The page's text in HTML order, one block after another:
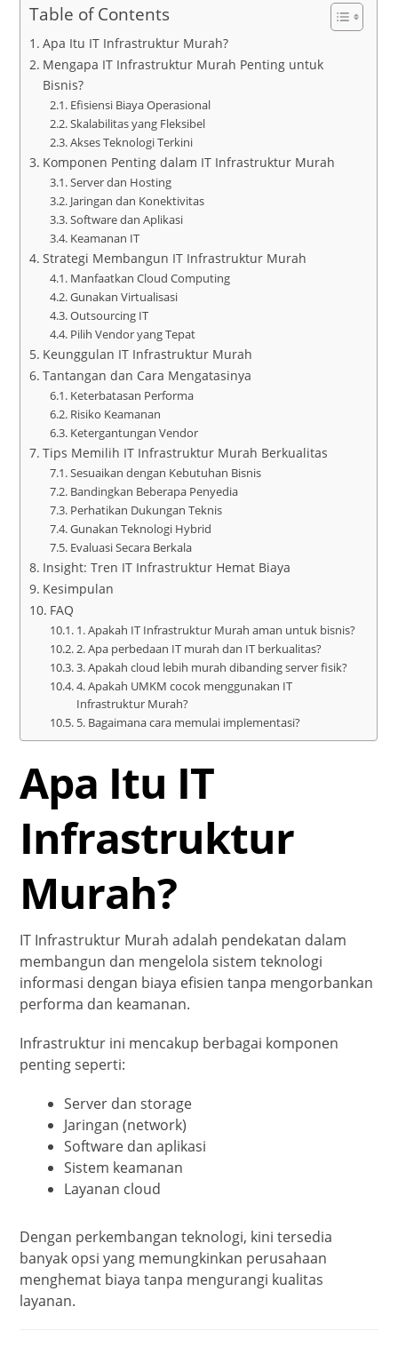
Table of Contents
Apa Itu IT Infrastruktur Murah?
Mengapa IT Infrastruktur Murah Penting untuk
Bisnis?
Efisiensi Biaya Operasional
Skalabilitas yang Fleksibel
Akses Teknologi Terkini
Komponen Penting dalam IT Infrastruktur Murah
Server dan Hosting
Jaringan dan Konektivitas
Software dan Aplikasi
Keamanan IT
Strategi Membangun IT Infrastruktur Murah
Manfaatkan Cloud Computing
Gunakan Virtualisasi
Outsourcing IT
Pilih Vendor yang Tepat
Keunggulan IT Infrastruktur Murah
Tantangan dan Cara Mengatasinya
Keterbatasan Performa
Risiko Keamanan
Ketergantungan Vendor
Tips Memilih IT Infrastruktur Murah Berkualitas
Sesuaikan dengan Kebutuhan Bisnis
Bandingkan Beberapa Penyedia
Perhatikan Dukungan Teknis
Gunakan Teknologi Hybrid
Evaluasi Secara Berkala
Insight: Tren IT Infrastruktur Hemat Biaya
Kesimpulan
FAQ
1. Apakah IT Infrastruktur Murah aman untuk bisnis?
2. Apa perbedaan IT murah dan IT berkualitas?
3. Apakah cloud lebih murah dibanding server fisik?
4. Apakah UMKM cocok menggunakan IT
Infrastruktur Murah?
5. Bagaimana cara memulai implementasi?
Apa Itu IT
Infrastruktur
Murah?
IT Infrastruktur Murah adalah pendekatan dalam
membangun dan mengelola sistem teknologi
informasi dengan biaya efisien tanpa mengorbankan
performa dan keamanan.
Infrastruktur ini mencakup berbagai komponen
penting seperti:
Server dan storage
Jaringan (network)
Software dan aplikasi
Sistem keamanan
Layanan cloud
Dengan perkembangan teknologi, kini tersedia
banyak opsi yang memungkinkan perusahaan
menghemat biaya tanpa mengurangi kualitas
layanan.